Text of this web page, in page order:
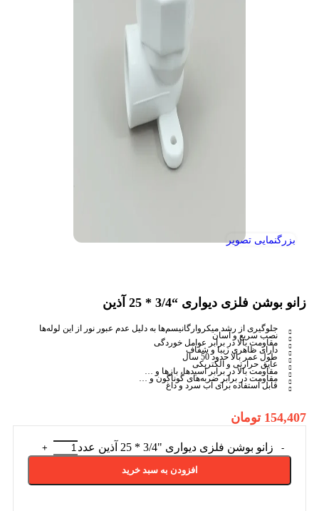
بزرگنمایی تصویر
زانو بوشن فلزی دیواری “3/4 * 25 آذین
جلوگیری از رشد میکروارگانیسم‌ها به دلیل عدم عبور نور از این لوله‌ها
نصب سریع و آسان
مقاومت بالا در برابر عوامل خوردگی
دارای ظاهری زیبا و شفاف
طول عمر بالا حدود 50 سال
عایق حرارتی و الکتریکی
مقاومت بالا در برابر اسیدها، بازها و …
مقاومت در برابر ضربه‌های گوناگون و …
قابل استفاده برای آب سرد و داغ
154,407 تومان
زانو بوشن فلزی دیواری "3/4 * 25 آذین عدد
افزودن به سبد خرید